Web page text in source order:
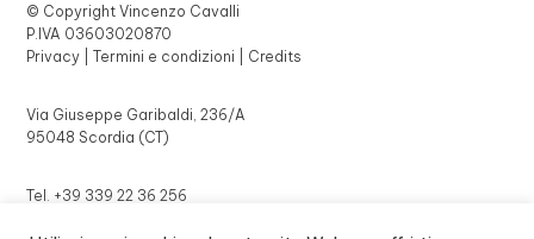
© Copyright Vincenzo Cavalli
P.IVA 03603020870
Privacy | Termini e condizioni | Credits
Via Giuseppe Garibaldi, 236/A
95048 Scordia (CT)
Tel. +39 339 22 36 256